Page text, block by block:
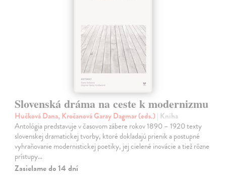
Slovenská dráma na ceste k modernizmu
Hučková Dana, Kročanová Garay Dagmar (eds.)| Kniha
Antológia predstavuje v časovom zábere rokov 1890 – 1920 texty
slovenskej dramatickej tvorby, ktoré dokladajú prienik a postupné
vyhraňovanie modernistickej poetiky, jej cielené inovácie a tiež rôzne
prístupy…
Zasielame do 14 dní